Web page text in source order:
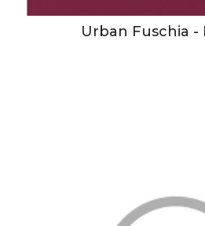
Urban Fuschia -